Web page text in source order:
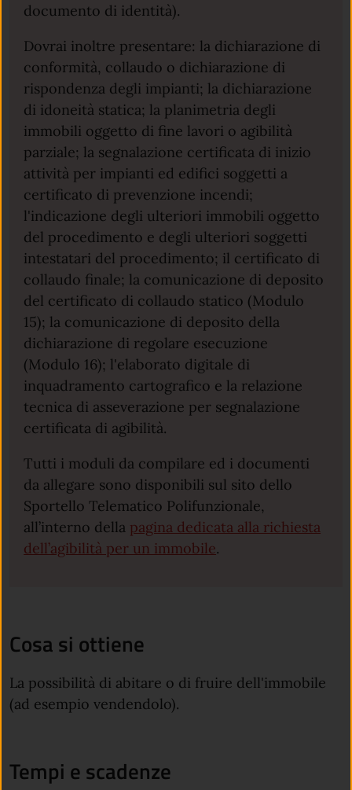
documento di identità).
Dovrai inoltre presentare: la dichiarazione di
conformità, collaudo o dichiarazione di
rispondenza degli impianti; la dichiarazione
di idoneità statica; la planimetria degli
immobili oggetto di fine lavori o agibilità
parziale; la segnalazione certificata di inizio
attività per impianti ed edifici soggetti a
certificato di prevenzione incendi;
l'indicazione degli ulteriori immobili oggetto
del procedimento e degli ulteriori soggetti
intestatari del procedimento; il certificato di
collaudo finale; la comunicazione di deposito
del certificato di collaudo statico (Modulo
15); la comunicazione di deposito della
dichiarazione di regolare esecuzione
(Modulo 16); l'elaborato digitale di
inquadramento cartografico e la relazione
tecnica di asseverazione per segnalazione
certificata di agibilità.
Tutti i moduli da compilare ed i documenti
da allegare sono disponibili sul sito dello
Sportello Telematico Polifunzionale,
all’interno della pagina dedicata alla richiesta
dell’agibilità per un immobile.
Cosa si ottiene
La possibilità di abitare o di fruire dell'immobile
(ad esempio vendendolo).
Tempi e scadenze